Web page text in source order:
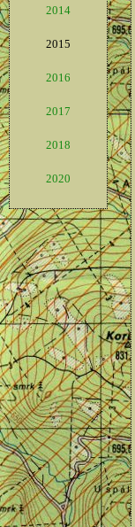
2014
2015
2016
2017
2018
2020